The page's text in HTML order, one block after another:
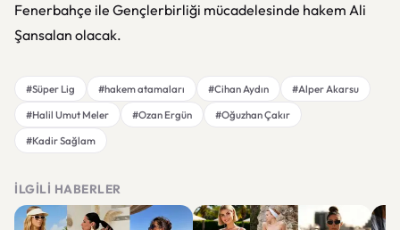
Fenerbahçe ile Gençlerbirliği mücadelesinde hakem Ali
Şansalan olacak.
#Süper Lig #hakem atamaları #Cihan Aydın
#Alper Akarsu
#Halil Umut Meler
#Ozan Ergün
#Oğuzhan Çakır
#Kadir Sağlam
İLGILI HABERLER